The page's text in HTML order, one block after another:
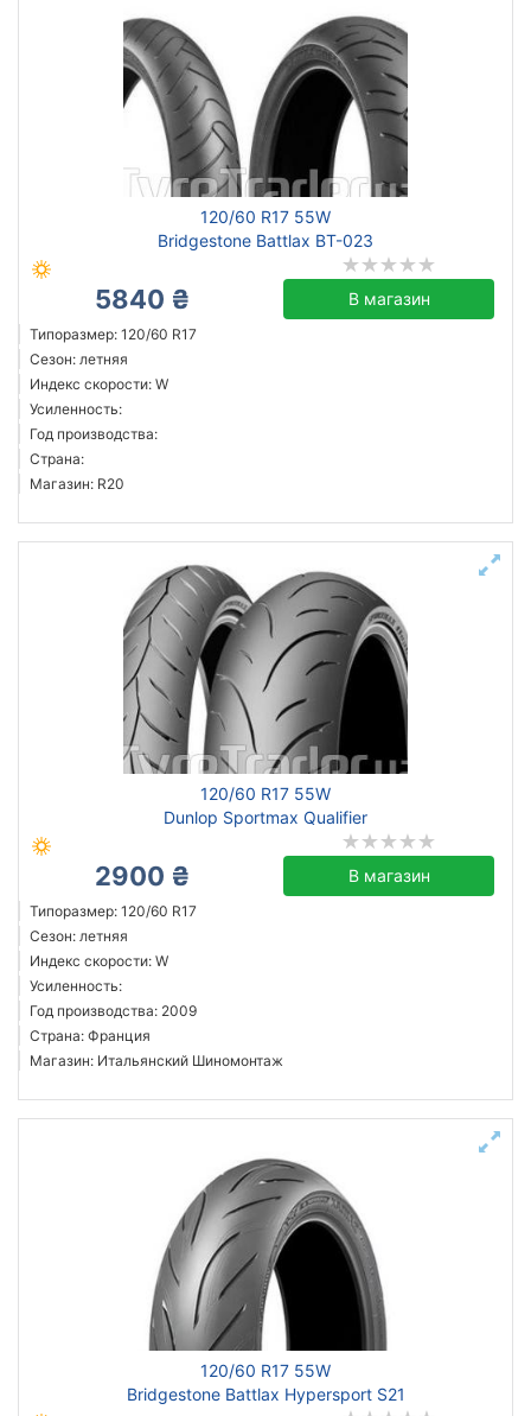
120/60 R17 55W
Bridgestone Battlax BT-023
5840 ₴ В магазин
Типоразмер: 120/60 R17
Сезон: летняя
Индекс скорости: W
Усиленность:
Год производства:
Страна:
Магазин: R20
120/60 R17 55W
Dunlop Sportmax Qualifier
2900 ₴ В магазин
Типоразмер: 120/60 R17
Сезон: летняя
Индекс скорости: W
Усиленность:
Год производства: 2009
Страна: Франция
Магазин: Итальянский Шиномонтаж
120/60 R17 55W
Bridgestone Battlax Hypersport S21